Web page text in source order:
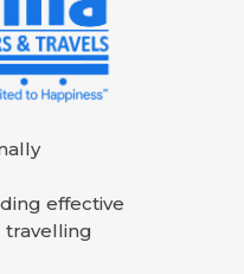
effective